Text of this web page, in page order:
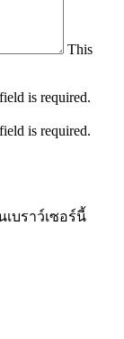
This
is required.
is required.
บราว์เซอร์นี้